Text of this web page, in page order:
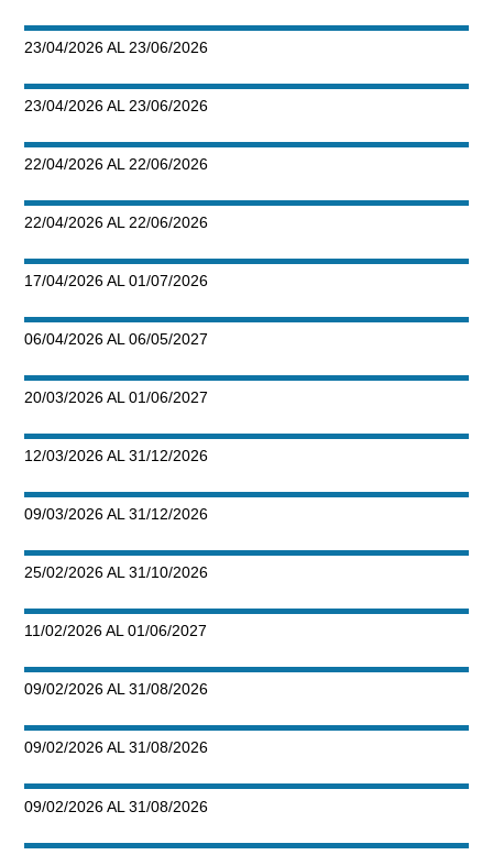
23/04/2026 AL 23/06/2026
23/04/2026 AL 23/06/2026
22/04/2026 AL 22/06/2026
22/04/2026 AL 22/06/2026
17/04/2026 AL 01/07/2026
06/04/2026 AL 06/05/2027
20/03/2026 AL 01/06/2027
12/03/2026 AL 31/12/2026
09/03/2026 AL 31/12/2026
25/02/2026 AL 31/10/2026
11/02/2026 AL 01/06/2027
09/02/2026 AL 31/08/2026
09/02/2026 AL 31/08/2026
09/02/2026 AL 31/08/2026